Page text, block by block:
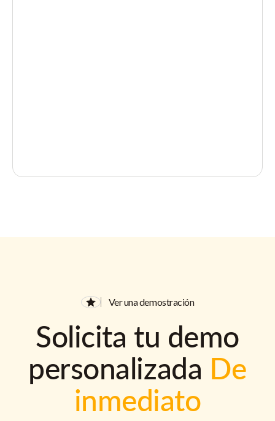
Ver una demostración
Solicita tu demo
personalizada De
inmediato